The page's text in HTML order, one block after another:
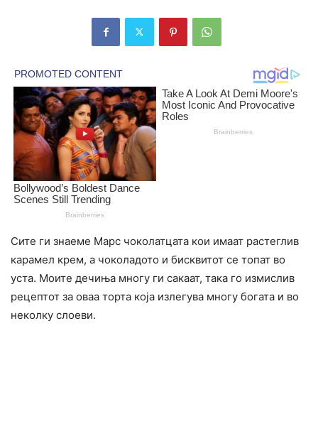
Сите ги знаеме Марс чоколатцата кои имаат растеглив
карамел крем, а чоколадото и бисквитот се топат во
уста. Моите дечиња многу ги сакаат, така го измислив
рецептот за оваа торта која излегува многу богата и во
неколку слоеви.